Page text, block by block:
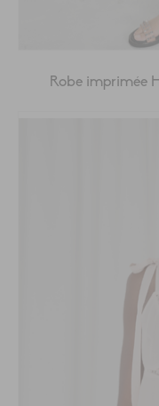
Robe imprimée